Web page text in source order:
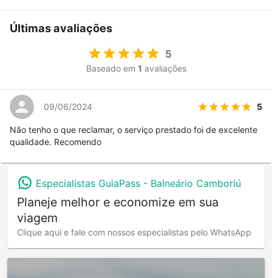
Últimas avaliações
5
Baseado em 1 avaliações
09/06/2024 5
Não tenho o que reclamar, o serviço prestado foi de excelente
qualidade. Recomendo
Especialistas GuiaPass - Balneário Camboriú
Planeje melhor e economize em sua
viagem
Clique aqui e fale com nossos especialistas pelo WhatsApp